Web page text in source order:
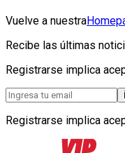
Vuelve a nuestra
Recibe las últimas
Registrarse implica
Registrarse implica